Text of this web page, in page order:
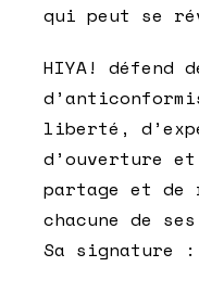
qui peut se
HIYA! défend
liberté,
d’ouverture
partage et de
chacune de
Sa signature :